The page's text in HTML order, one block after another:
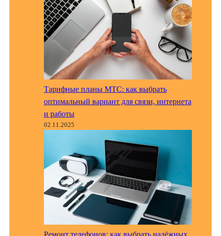
Тарифные планы МТС: как выбрать
оптимальный вариант для связи, интернета
и работы
02.11.2025
Ремонт телефонов: как выбрать надёжных